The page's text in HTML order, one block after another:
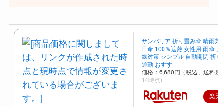
サンバリア 折り畳み傘 晴雨
日傘 100％遮熱 女性用 雨傘
線対策 シンプル 自動開閉 折
通勤 おすす
価格：6,680円（税込、送料
14時点)
楽